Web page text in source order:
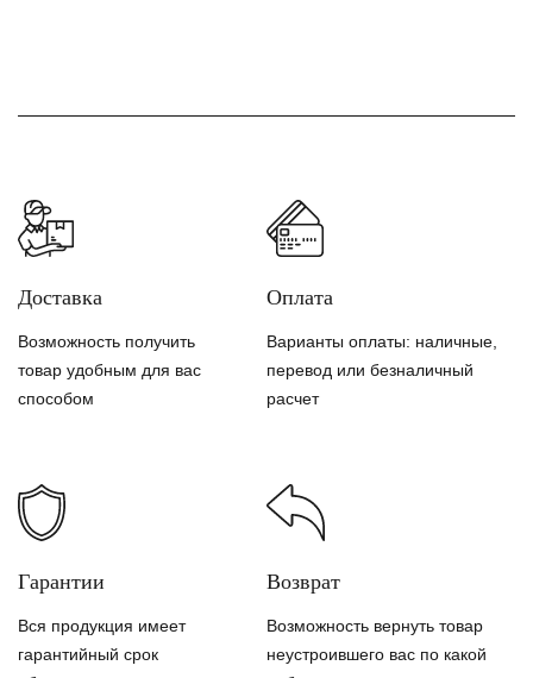
Доставка
Возможность получить
товар удобным для вас
способом
Оплата
Варианты оплаты: наличные,
перевод или безналичный
расчет
Гарантии
Вся продукция имеет
гарантийный срок
Возврат
Возможность вернуть товар
неустроившего вас по какой